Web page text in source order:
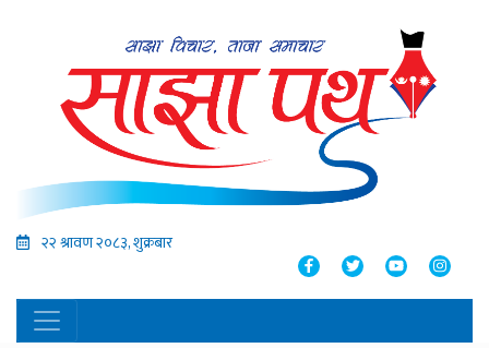
२२ श्रावण २०८३, शुक्रबार